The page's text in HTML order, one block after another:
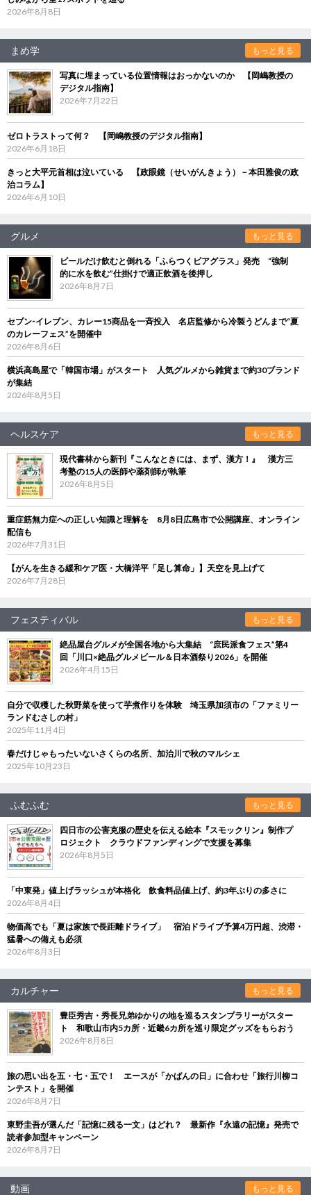
2026年8月8日
まめ学 もっと見る
写真に埋まっている位置情報はおっかないのか 【岡嶋教授の
デジタル指南】
2026年7月22日
ゼロトラストって何？ 【岡嶋教授のデジタル指南】
2026年6月18日
きっと大平元首相は泣いている 【政眼鏡（せいがんきょう）－本田雅俊の政
治コラム】
2026年6月10日
グルメ もっと見る
ビールだけ飲むと倒れる「ふらつくビアグラス」発売 “強制
的に水を飲む”仕掛けで適正飲酒を後押し
2026年8月7日
セブン‐イレブン、カレー15商品を一斉投入 名店監修から冷製うどんまで“夏
のカレーフェス”を開催中
2026年8月6日
横浜高島屋で「韓国市場」がスタート 人気グルメから雑貨まで約30ブランド
が集結
2026年8月5日
ヘルスケア もっと見る
現代書林から新刊『こんなときには、まず、漢方！』 漢方三
考塾の15人の医師や薬剤師が執筆
2026年8月5日
重症筋無力症への正しい知識と理解を 8月8日広島市で公開講座、オンライン
配信も
2026年7月31日
【がんを生きる緩和ケア医・大橋洋平「足し算命」】天空を見上げて
2026年7月28日
フェスティバル もっと見る
絶品屋台グルメが全国各地から大集結 “庶民派食フェス”第4
回「川口×絶品グルメビール＆日本酒祭り2026」を開催
2026年4月15日
自分で収穫した秋野菜を使って芋煮作りを体験 埼玉県加須市の「ファミリー
ランドむさしの村」
2025年11月4日
春だけじゃもったいないさくらの名所、加治川で秋のマルシェ
2025年10月23日
ふむふむ もっと見る
四日市の公害克服の歴史を伝える絵本『スモックリン』制作プ
ロジェクト クラウドファンディングで支援を募集
2026年8月5日
「中東発」値上げラッシュが本格化 飲食料品値上げ、約3年ぶりの多さに
2026年8月4日
物価高でも「夏は家族で長距離ドライブ」 宿泊ドライブ予算4万円超、渋滞・
猛暑への備えも必須
2026年8月3日
カルチャー もっと見る
豊臣秀吉・秀長兄弟ゆかりの地を巡るスタンプラリーがスター
ト 和歌山市内5カ所・近畿6カ所を巡り限定グッズをもらおう
2026年8月8日
旅の思い出を五・七・五で！ エースが「かばんの日」に合わせ「旅行川柳コ
ンテスト」を開催
2026年8月7日
東野圭吾が選んだ「記憶に残る一文」はどれ？ 最新作『永遠の記憶』発売で
読者参加型キャンペーン
2026年8月7日
動画 もっと見る